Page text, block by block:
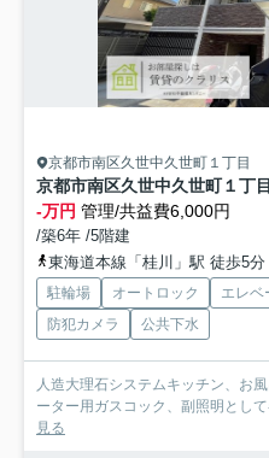
京都市南区久世中久世町１丁目
京都市南区久世中久世町１丁
-万円 管理/共益費6,000円
/築6年 /5階建
東海道本線「桂川」駅 徒歩5分
駐輪場 オートロック エレベ
防犯カメラ
公共下水
人造大理石システムキッチン、お
ーター用ガスコック、副照明とし
見る